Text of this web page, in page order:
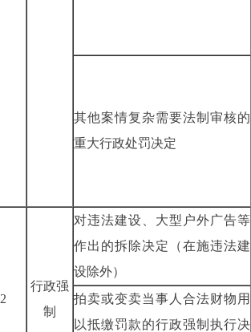
其他案情复杂需要法制审核的
重大行政处罚决定
2
行政强
制
对违法建设、大型户外广告等
作出的拆除决定（在施违法建
设除外）
拍卖或变卖当事人合法财物用
以抵缴罚款的行政强制执行决